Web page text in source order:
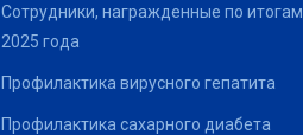
Сотрудники, награжденные по итогам
2025 года
Профилактика вирусного гепатита
Профилактика сахарного диабета